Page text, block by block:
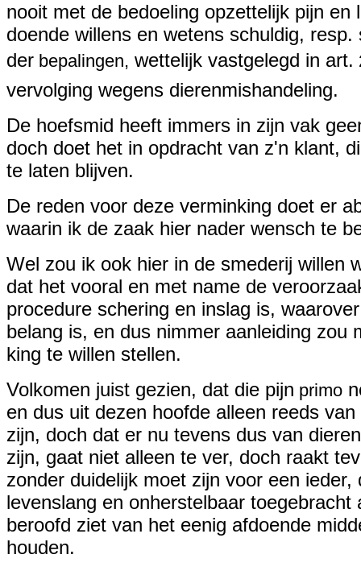
nooit met de bedoeling opzettelijk pijn
doende willens en wetens schuldig,
der bepalingen, wettelijk vastgelegd in art.
vervolging wegens dierenmishandeling.
De hoefsmid heeft immers in zijn vak
doch doet het in opdracht van z'n klant,
te laten blijven.
De reden voor deze verminking doet er
waarin ik de zaak hier nader wensch te
Wel zou ik ook hier in de smederij willen
dat het vooral en met name de
procedure schering en inslag is,
belang is, en dus nimmer aanleiding zou
king te willen stellen.
Volkomen juist gezien, dat die pijn primo
en dus uit dezen hoofde alleen reeds
zijn, doch dat er nu tevens dus van
zijn, gaat niet alleen te ver, doch raakt
zonder duidelijk moet zijn voor een
levenslang en onherstelbaar
beroofd ziet van het eenig afdoende
houden.